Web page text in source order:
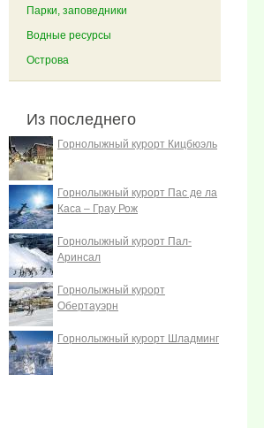
Парки, заповедники
Водные ресурсы
Острова
Из последнего
Горнолыжный курорт Кицбюэль
Горнолыжный курорт Пас де ла
Каса – Грау Рож
Горнолыжный курорт Пал-
Аринсал
Горнолыжный курорт
Обертауэрн
Горнолыжный курорт Шладминг